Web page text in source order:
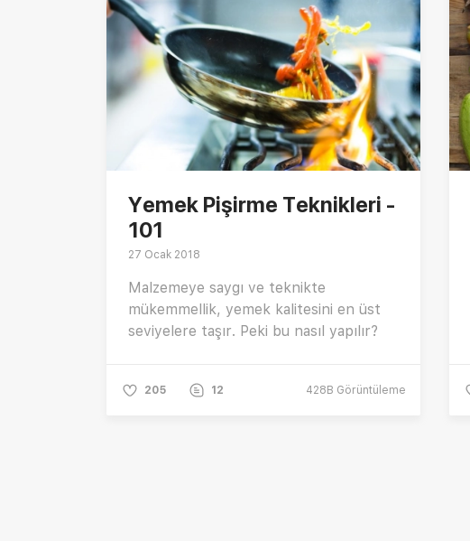
Yemek Pişirme Teknikleri -
101
27 Ocak 2018
Malzemeye saygı ve teknikte
mükemmellik, yemek kalitesini en üst
seviyelere taşır. Peki bu nasıl yapılır?
205 12 428B Görüntüleme